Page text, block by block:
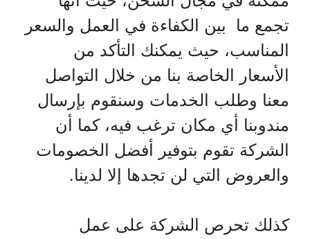
تجمع ما بين الكفاءة في العمل والسعر
المناسب، حيث يمكنك التأكد من
الأسعار الخاصة بنا من خلال التواصل
معنا وطلب الخدمات وسنقوم بإرسال
مندوبنا أي مكان ترغب فيه، كما أن
الشركة تقوم بتوفير أفضل الخصومات
والعروض التي لن تجدها إلا لدينا.
كذلك تحرص الشركة على عمل